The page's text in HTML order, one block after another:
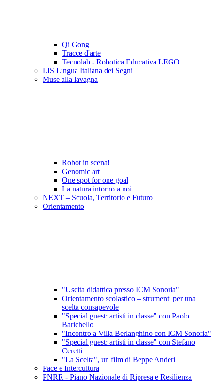
Qi Gong
Tracce d'arte
Tecnolab - Robotica Educativa LEGO
LIS Lingua Italiana dei Segni
Muse alla lavagna
Robot in scena!
Genomic art
One spot for one goal
La natura intorno a noi
NEXT – Scuola, Territorio e Futuro
Orientamento
"Uscita didattica presso ICM Sonoria"
Orientamento scolastico – strumenti per una
scelta consapevole
"Special guest: artisti in classe" con Paolo
Barichello
"Incontro a Villa Berlanghino con ICM Sonoria"
"Special guest: artisti in classe" con Stefano
Ceretti
"La Scelta", un film di Beppe Anderi
Pace e Intercultura
PNRR - Piano Nazionale di Ripresa e Resilienza